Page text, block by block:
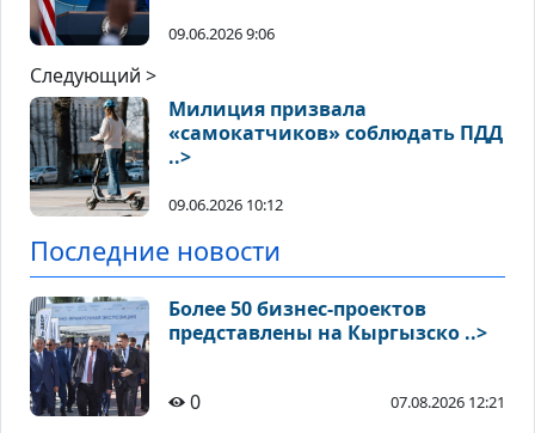
09.06.2026 9:06
Следующий >
Милиция призвала
«самокатчиков» соблюдать ПДД
..>
09.06.2026 10:12
Последние новости
Более 50 бизнес-проектов
представлены на Кыргызско ..>
0 07.08.2026 12:21